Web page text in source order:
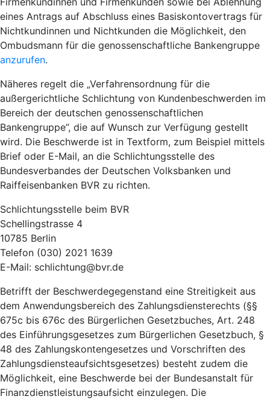
eines Antrags auf Abschluss eines Basiskontovertrags für
Nichtkundinnen und Nichtkunden die Möglichkeit, den
Ombudsmann für die genossenschaftliche Bankengruppe
anzurufen.
Näheres regelt die „Verfahrensordnung für die
außergerichtliche Schlichtung von Kundenbeschwerden im
Bereich der deutschen genossenschaftlichen
Bankengruppe”, die auf Wunsch zur Verfügung gestellt
wird. Die Beschwerde ist in Textform, zum Beispiel mittels
Brief oder E-Mail, an die Schlichtungsstelle des
Bundesverbandes der Deutschen Volksbanken und
Raiffeisenbanken BVR zu richten.
Schlichtungsstelle beim BVR
Schellingstrasse 4
10785 Berlin
Telefon (030) 2021 1639
E-Mail: schlichtung@bvr.de
Betrifft der Beschwerdegegenstand eine Streitigkeit aus
dem Anwendungsbereich des Zahlungsdiensterechts (§§
675c bis 676c des Bürgerlichen Gesetzbuches, Art. 248
des Einführungsgesetzes zum Bürgerlichen Gesetzbuch, §
48 des Zahlungskontengesetzes und Vorschriften des
Zahlungsdiensteaufsichtsgesetzes) besteht zudem die
Möglichkeit, eine Beschwerde bei der Bundesanstalt für
Finanzdienstleistungsaufsicht einzulegen. Die